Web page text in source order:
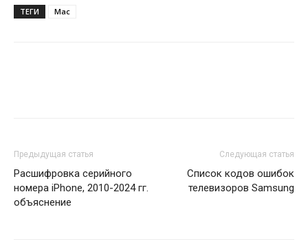
ТЕГИ Mac
Предыдущая статья
Расшифровка серийного
номера iPhone, 2010-2024 гг.
объяснение
Следующая статья
Список кодов ошибок
телевизоров Samsung